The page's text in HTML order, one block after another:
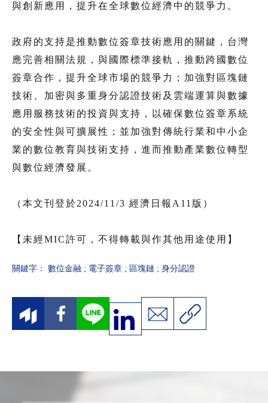
與創新應用，提升在全球數位經濟中的競爭力。
政府的支持是推動數位簽章技術應用的關鍵，台灣
應完善相關法規，與國際標準接軌，推動跨國數位
簽章合作，提升全球市場的競爭力；加強對區塊鏈
技術、加密與多重身分認證技術及雲端運算與數據
應用服務技術的投資與支持，以確保數位簽章系統
的安全性與可擴展性；並加強對傳統行業和中小企
業的數位教育與技術支持，進而推動產業數位轉型
與數位經濟發展。
（本文刊登於2024/11/3 經濟日報A11版）
【未經MIC許可，不得轉載與作其他用途使用】
關鍵字： 數位金融 ; 電子簽章 ; 區塊鏈 ; 身分認證